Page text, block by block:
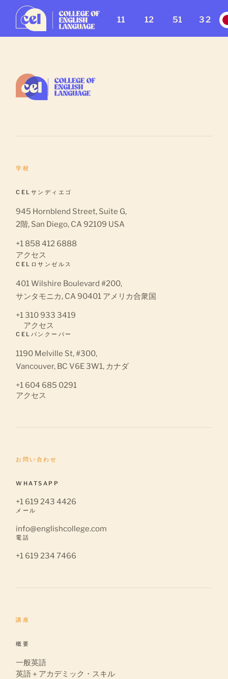
11 12 51 32
学校
CELサンディエゴ
945 Hornblend Street, Suite G,
2階, San Diego, CA 92109 USA
+1 858 412 6888
アクセス
CELロサンゼルス
401 Wilshire Boulevard #200,
サンタモニカ, CA 90401 アメリカ合衆国
+1 310 933 3419
アクセス
CELバンクーバー
1190 Melville St, #300,
Vancouver, BC V6E 3W1, カナダ
+1 604 685 0291
アクセス
お問い合わせ
WHATSAPP
+1 619 243 4426
メール
info@englishcollege.com
電話
+1 619 234 7466
講座
概要
一般英語
英語＋アカデミック・スキル